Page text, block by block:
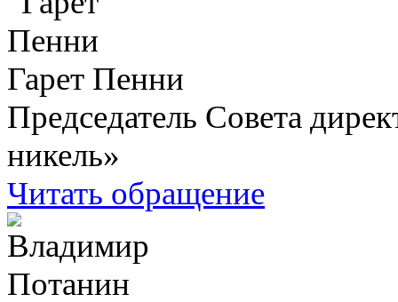
Гарет Пенни
Председатель Совета
никель»
Читать обращение